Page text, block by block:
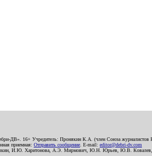
ДВ». 16+ Учредитель: Пронякин К.А. (член Союза
приемная: Отправить сообщение . E-mail: editor@debri-dv.com
Пронякин, И.Ю. Харитонова, А.Э. Мирмович, Ю.Н. Юрьев, Ю.В.